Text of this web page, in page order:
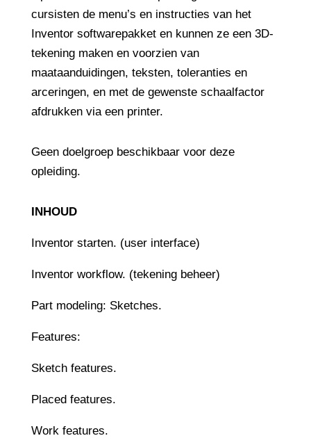
cursisten de menu’s en instructies van het
Inventor softwarepakket en kunnen ze een 3D-
tekening maken en voorzien van
maataanduidingen, teksten, toleranties en
arceringen, en met de gewenste schaalfactor
afdrukken via een printer.
Geen doelgroep beschikbaar voor deze
opleiding.
INHOUD
Inventor starten. (user interface)
Inventor workflow. (tekening beheer)
Part modeling: Sketches.
Features:
Sketch features.
Placed features.
Work features.